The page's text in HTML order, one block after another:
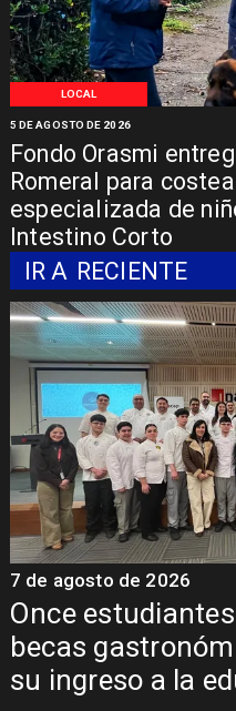
LOCAL
Fondo Orasmi
Romeral para
especializada de
Intestino Corto
5 DE AGOSTO DE 2026
IR A RECIENTE
Álvarez-
regional para
Pehuenche
7 de agosto de 2026